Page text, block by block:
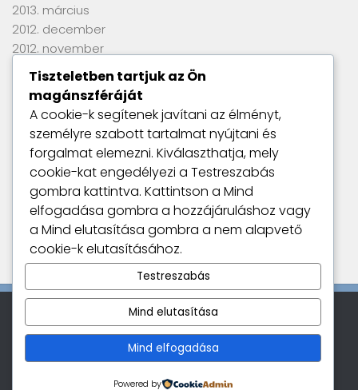
2013. március
2012. december
2012. november
2012. szeptember
2012. június
2012. április
2012. március
2012. január
2011. szeptember
Utolsó kommentek
Nincs megjeleníthető bejegyzés.
Kamatszimat © 2026. All Rights Reserved.
Tiszteletben tartjuk az Ön
magánszféráját
A cookie-k segítenek javítani az élményt,
személyre szabott tartalmat nyújtani és
forgalmat elemezni. Kiválaszthatja, mely
cookie-kat engedélyezi a Testreszabás
gombra kattintva. Kattintson a Mind
elfogadása gombra a hozzájáruláshoz vagy
a Mind elutasítása gombra a nem alapvető
cookie-k elutasításához.
Testreszabás
Mind elutasítása
Mind elfogadása
Powered by